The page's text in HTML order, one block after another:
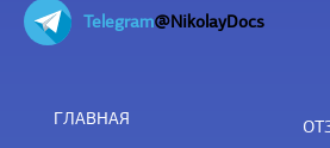
Telegram@NikolayDocs
ГЛАВНАЯ